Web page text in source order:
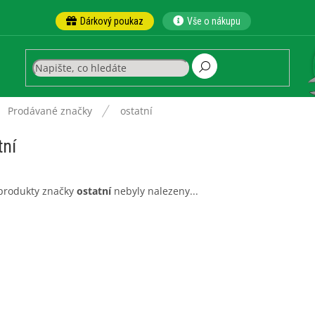
Dárkový poukaz Vše o nákupu
Prodávané značky ostatní
značky ostatnínebyly nalezeny...